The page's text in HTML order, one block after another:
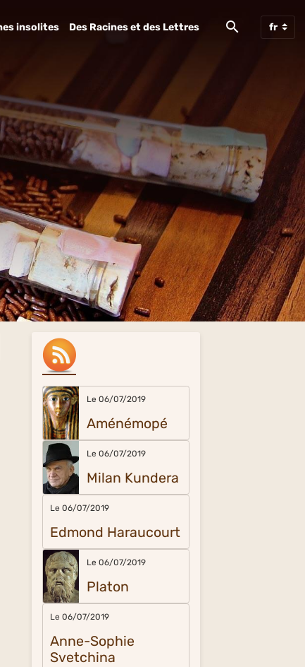
insolites Des Racines et des Lettres
Le 06/07/2019
Aménémopé
Le 06/07/2019
Milan Kundera
Le 06/07/2019
Edmond Haraucourt
Le 06/07/2019
Platon
Le 06/07/2019
Anne-Sophie
Svetchina